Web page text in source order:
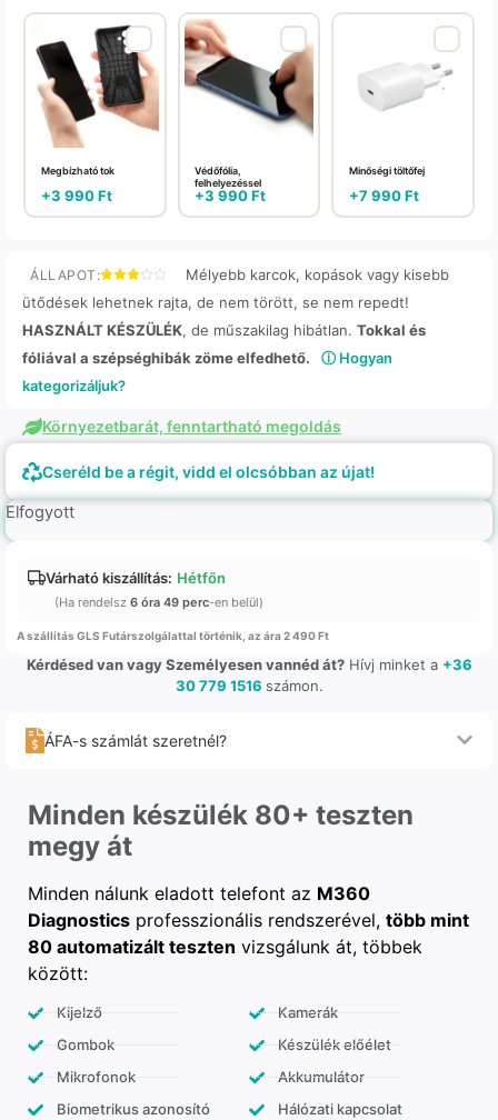
Megbízható tok
+3 990Ft
Védőfólia,
felhelyezéssel
+3 990Ft
Minőségi töltőfej
+7 990Ft
ÁLLAPOT:
Mélyebb karcok, kopások vagy kisebb
ütődések lehetnek rajta, de nem törött, se nem repedt!
HASZNÁLT KÉSZÜLÉK, de műszakilag hibátlan. Tokkal és
fóliával a szépséghibák zöme elfedhető.
ⓘ Hogyan
kategorizáljuk?
Környezetbarát, fenntartható megoldás
Cseréld be a régit, vidd el olcsóbban az újat!
Elfogyott
Várható kiszállítás: Hétfőn
(Ha rendelsz 6 óra 49 perc-en belül)
A szállítás GLS Futárszolgálattal történik, az ára 2 490 Ft
Kérdésed van vagy Személyesen vannéd át?Hívj minket a +36
30 779 1516 számon.
ÁFA-s számlát szeretnél?
Minden készülék 80+ teszten
megy át
Minden nálunk eladott telefont az M360
Diagnostics professzionális rendszerével, több mint
80 automatizált teszten vizsgálunk át, többek
között:
Kijelző
Gombok
Mikrofonok
Biometrikus azonosító
Kamerák
Készülék előélet
Akkumulátor
Hálózati kapcsolat